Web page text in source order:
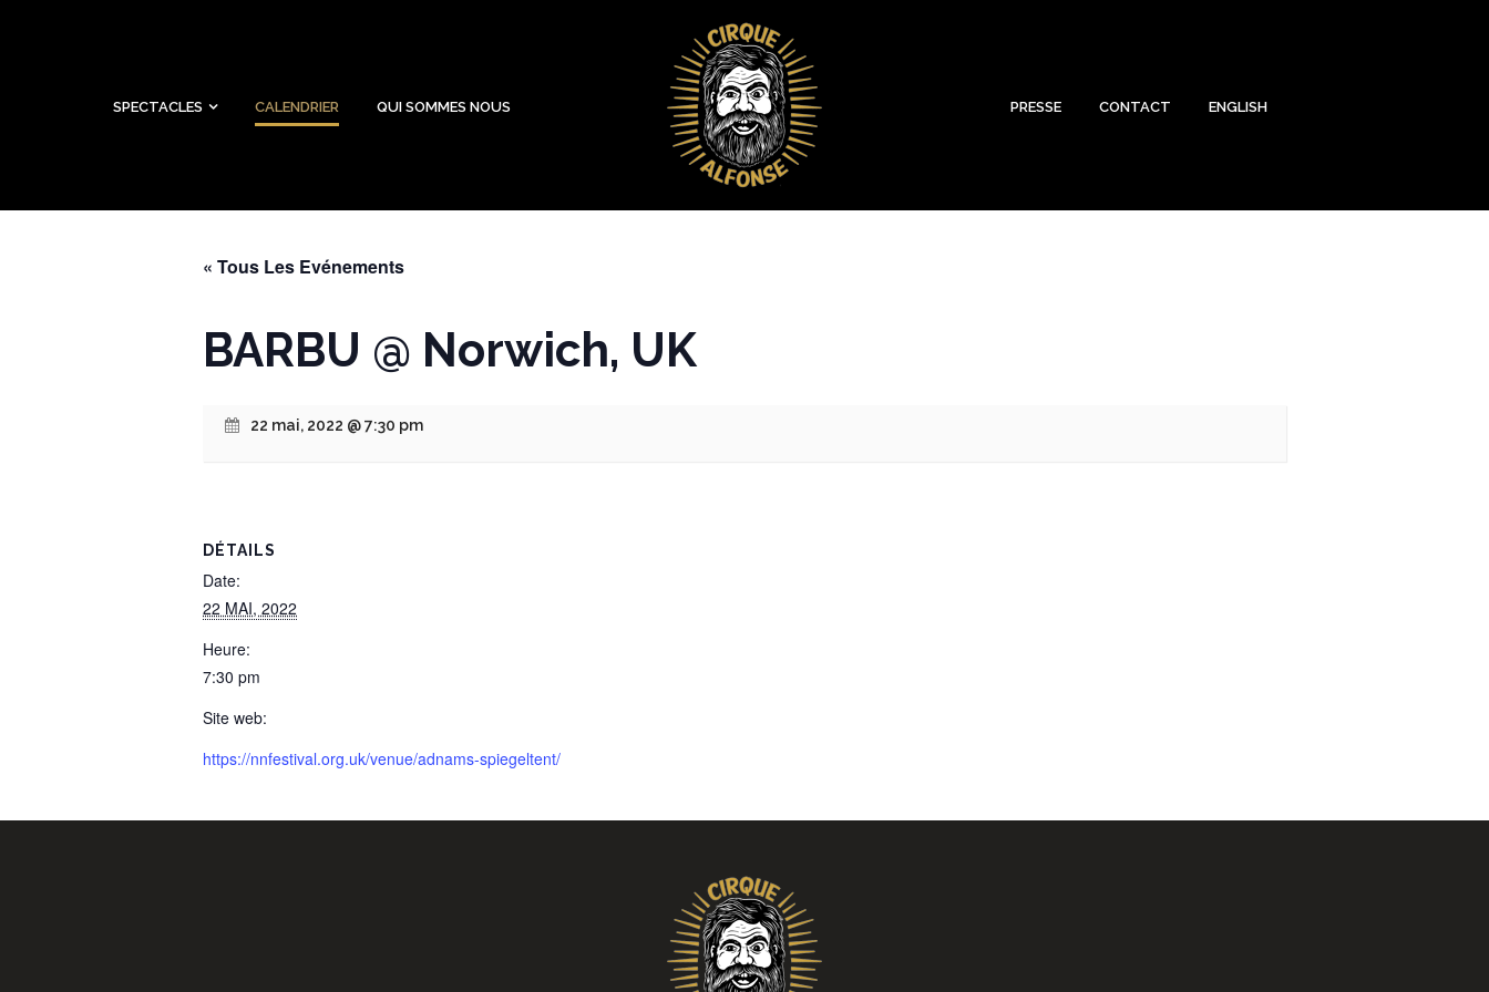
SPECTACLES CALENDRIER QUI SOMMES NOUS PRESSE CONTACT ENGLISH
« Tous Les Evénements
BARBU @ Norwich, UK
22 mai, 2022 @ 7:30 pm
DÉTAILS
Date:
22 MAI, 2022
Heure:
7:30 pm
Site web:
https://nnfestival.org.uk/venue/adnams-spiegeltent/